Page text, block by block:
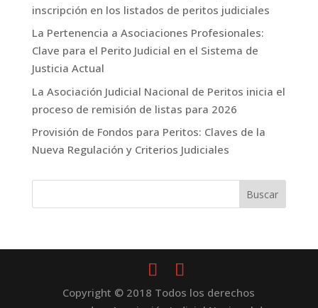
inscripción en los listados de peritos judiciales
La Pertenencia a Asociaciones Profesionales:
Clave para el Perito Judicial en el Sistema de
Justicia Actual
La Asociación Judicial Nacional de Peritos inicia el
proceso de remisión de listas para 2026
Provisión de Fondos para Peritos: Claves de la
Nueva Regulación y Criterios Judiciales
Copyright © 2018 Todos los derechos